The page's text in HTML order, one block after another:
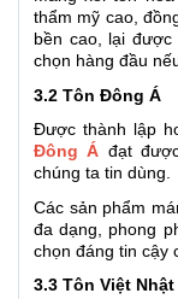
thẩm mỹ cao,
bền cao, lại
chọn hàng đầu
3.2 Tôn Đông Á
Được thành lập
Đông Á đạt
chúng ta tin dùng.
Các sản phẩm
đa dạng, phong
chọn đáng tin cậy
3.3 Tôn Việt